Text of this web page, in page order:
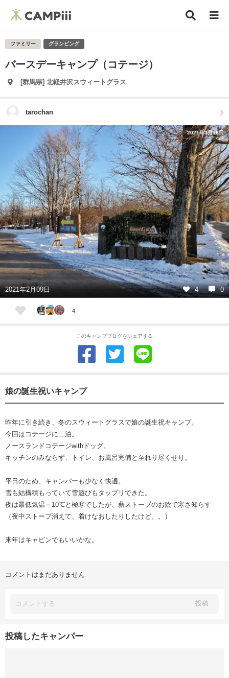
ファミリー グランピング
バースデーキャンプ（コテージ）
[群馬県] 北軽井沢スウィートグラス
tarochan
2021年3月16日
2021年2月09日 4 0
4
このキャンプブログをシェアする
娘の誕生祝いキャンプ
昨年に引き続き、冬のスウィートグラスで娘の誕生祝キャンプ。
今回はコテージに二泊。
ノースランドコテージwithドッグ。
キッチンのみならず、トイレ、お風呂完備と至れり尽くせり。
平日のため、キャンパーも少なく快適。
雪も結構積もっていて雪遊びもタップリできた。
夜は最低気温－10℃と極寒でしたが、薪ストーブのお陰で寒さ知らす
（夜中ストーブ消えて、着けなおしたりしたけど。。）
来年はキャビンでもいいかな。
コメントはまだありません
投稿
投稿したキャンパー